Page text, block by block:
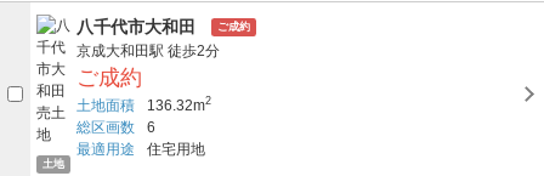
土地
八千代市大和田 ご成約
京成大和田駅 徒歩2分
ご成約
土地面積 136.32m2
総区画数
6
最適用途
住宅用地